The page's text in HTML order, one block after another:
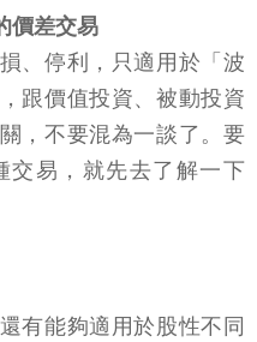
價差交易
、停利，只適用於「波
跟價值投資、被動投資
，不要混為一談了。要
交易，就先去了解一下
有能夠適用於股性不同